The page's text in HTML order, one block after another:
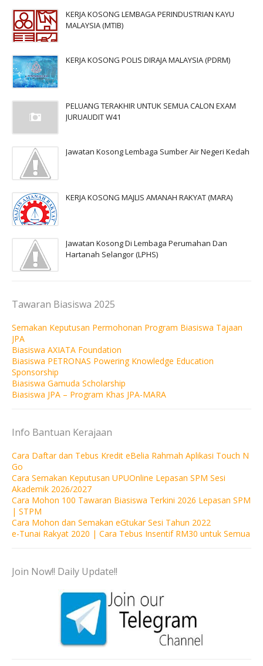
KERJA KOSONG LEMBAGA PERINDUSTRIAN KAYU
MALAYSIA (MTIB)
KERJA KOSONG POLIS DIRAJA MALAYSIA (PDRM)
PELUANG TERAKHIR UNTUK SEMUA CALON EXAM
JURUAUDIT W41
Jawatan Kosong Lembaga Sumber Air Negeri Kedah
KERJA KOSONG MAJLIS AMANAH RAKYAT (MARA)
Jawatan Kosong Di Lembaga Perumahan Dan
Hartanah Selangor (LPHS)
Tawaran Biasiswa 2025
Semakan Keputusan Permohonan Program Biasiswa Tajaan
JPA
Biasiswa AXIATA Foundation
Biasiswa PETRONAS Powering Knowledge Education
Sponsorship
Biasiswa Gamuda Scholarship
Biasiswa JPA – Program Khas JPA-MARA
Info Bantuan Kerajaan
Cara Daftar dan Tebus Kredit eBelia Rahmah Aplikasi Touch N
Go
Cara Semakan Keputusan UPUOnline Lepasan SPM Sesi
Akademik 2026/2027
Cara Mohon 100 Tawaran Biasiswa Terkini 2026 Lepasan SPM
| STPM
Cara Mohon dan Semakan eGtukar Sesi Tahun 2022
e-Tunai Rakyat 2020 | Cara Tebus Insentif RM30 untuk Semua
Join Now!! Daily Update!!